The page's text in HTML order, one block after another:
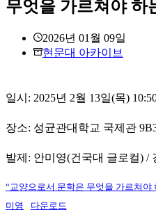
무엇을 가르쳐야 하
2026년 01월 09일
현문대 아카이브
일시: 2025년 2월 13일(목)
장소: 성균관대학교 국제관
발제: 안미영(건국대 글로컬) /
“교양으로서 문학은 무엇을 가르쳐
미영
다운로드